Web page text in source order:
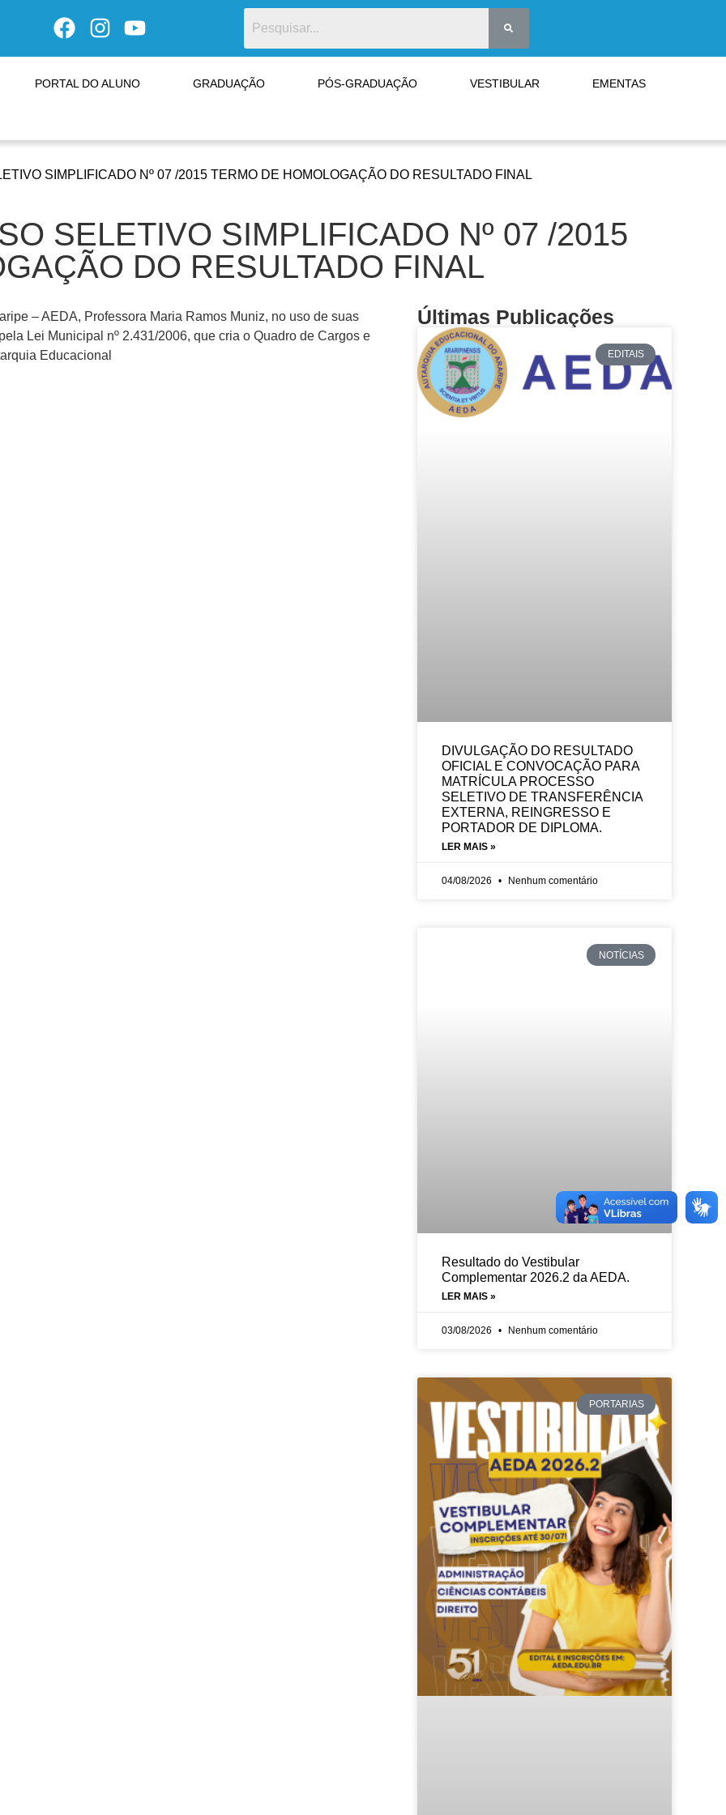
PORTAL DO ALUNO GRADUAÇÃO PÓS-GRADUAÇÃO VESTIBULAR EMENTAS
SIMPLIFICADO Nº 07 /2015 TERMO DE HOMOLOGAÇÃO DO RESULTADO FINAL
SELETIVO SIMPLIFICADO Nº 07 /2015
DO RESULTADO FINAL
– AEDA, Professora Maria Ramos Muniz, no uso de suas
Lei Municipal nº 2.431/2006, que cria o Quadro de Cargos e
Educacional
Últimas Publicações
EDITAIS
DIVULGAÇÃO DO RESULTADO
OFICIAL E CONVOCAÇÃO PARA
MATRÍCULA PROCESSO
SELETIVO DE TRANSFERÊNCIA
EXTERNA, REINGRESSO E
PORTADOR DE DIPLOMA.
LER MAIS »
04/08/2026 Nenhum comentário
NOTÍCIAS
Resultado do Vestibular
Complementar 2026.2 da AEDA.
LER MAIS »
03/08/2026 Nenhum comentário
PORTARIAS